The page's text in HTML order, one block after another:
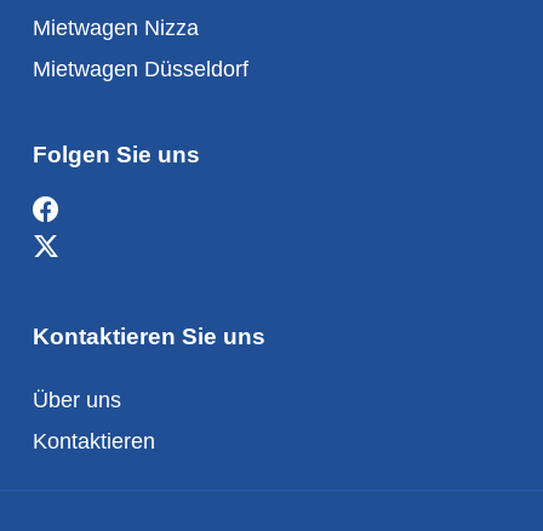
Mietwagen Nizza
Mietwagen Düsseldorf
Folgen Sie uns
Kontaktieren Sie uns
Über uns
Kontaktieren